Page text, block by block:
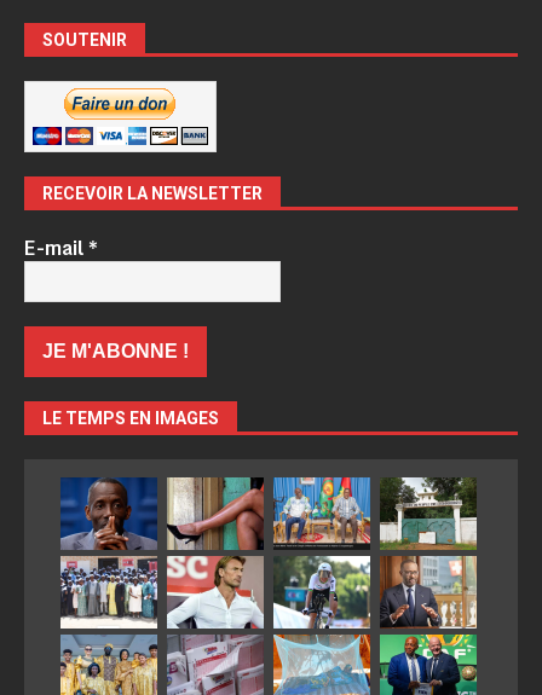
SOUTENIR
RECEVOIR LA NEWSLETTER
E-mail*
LE TEMPS EN IMAGES